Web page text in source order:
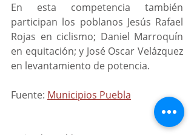
En esta competencia también
participan los poblanos Jesús Rafael
Rojas en ciclismo; Daniel Marroquín
en equitación; y José Oscar Velázquez
en levantamiento de potencia.
Fuente: Municipios Puebla